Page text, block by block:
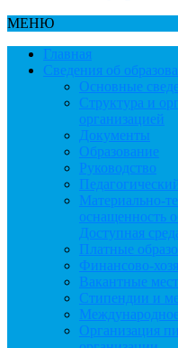
МЕНЮ
Главная
Сведения об
Основные
Структура и
организацией
Документы
Образование
Руководство
Материально-
оснащенность
Доступная
Платные
Финансово-
Вакантные
Стипендии и
Организация